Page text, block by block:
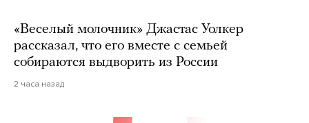
«Веселый молочник» Джастас Уолкер
рассказал, что его вместе с семьей
собираются выдворить из России
2 часа назад